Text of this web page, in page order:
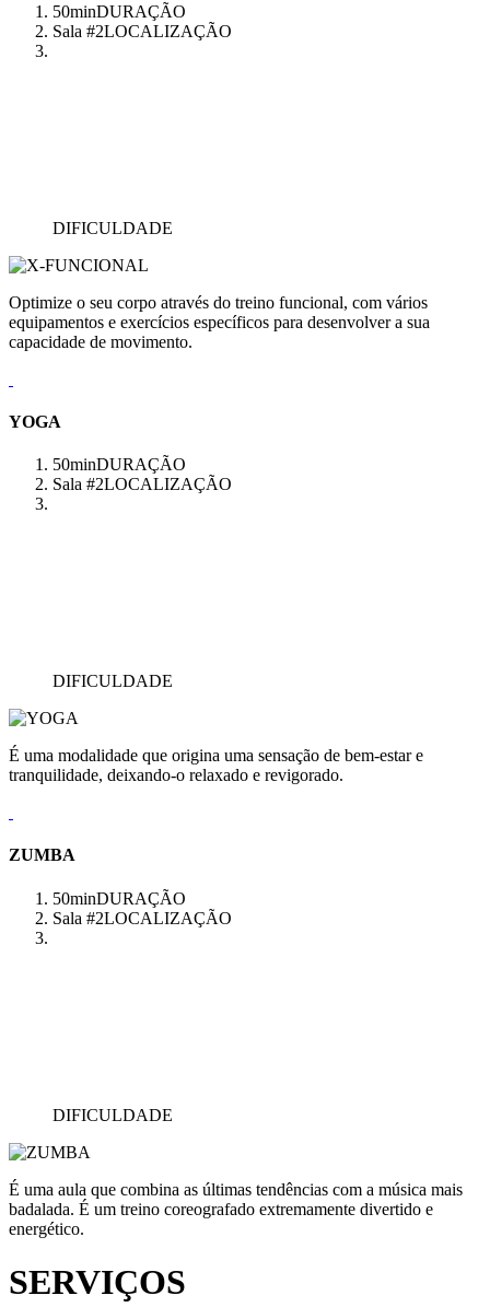
50minDURAÇÃO
Sala #2LOCALIZAÇÃO
DIFICULDADE
Optimize o seu corpo através do treino funcional, com vários
equipamentos e exercícios específicos para desenvolver a sua
capacidade de movimento.
YOGA
50minDURAÇÃO
Sala #2LOCALIZAÇÃO
DIFICULDADE
É uma modalidade que origina uma sensação de bem-estar e
tranquilidade, deixando-o relaxado e revigorado.
ZUMBA
50minDURAÇÃO
Sala #2LOCALIZAÇÃO
DIFICULDADE
É uma aula que combina as últimas tendências com a música mais
badalada. É um treino coreografado extremamente divertido e
energético.
SERVIÇOS